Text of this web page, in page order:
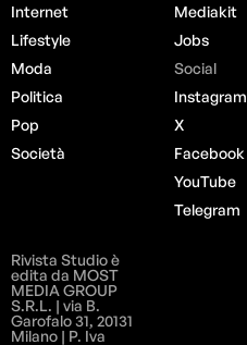
Internet
Lifestyle
Moda
Politica
Pop
Società
Mediakit
Jobs
Social
Instagram
X
Facebook
YouTube
Telegram
Rivista Studio è
edita da MOST
MEDIA GROUP
S.R.L. | via B.
Garofalo 31, 20131
Milano | P. Iva